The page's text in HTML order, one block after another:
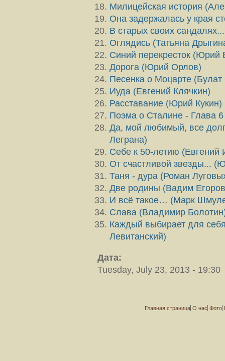
Милицейская история
Она задержалась у края
В старых своих
Оглядись (Татьяна
Синий перекресток (Юрий
Дорога (Юрий Орлов)
Песенка о Моцарте
Иуда (Евгений Клячкин)
Расставание (Юрий Кукин)
Поэма о Сталине - Глава
Да, мой любимый, все
Леграна)
Себе к 50-летию (Евгений
От счастливой звезды...
Таня - дура (Роман
Две родины (Вадим
И всё такое… (Марк
Слава (Владимир
Каждый выбирает для
Левитанский)
Дата:
Tuesday, July 23, 2013 - 19:30
Главная страница О нас Фото